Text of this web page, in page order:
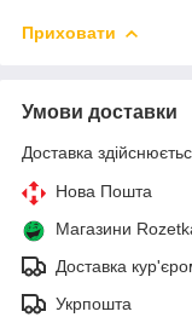
Приховати
Умови доставки
Доставка
Нова Пошта
Магазини
Доставка
Укрпошта